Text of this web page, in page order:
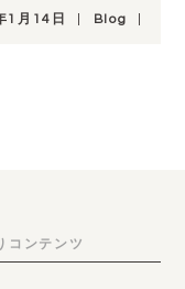
1月14日 Blog
コンテンツ